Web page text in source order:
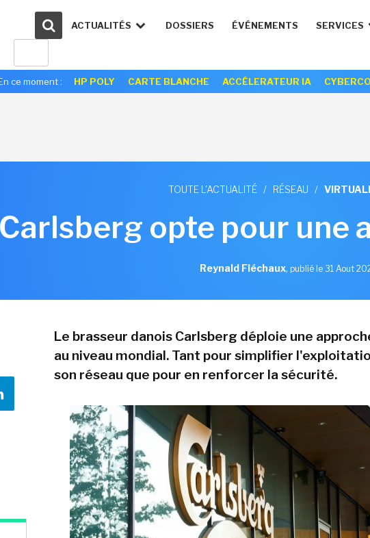
ACTUALITÉS DOSSIERS ÉVÉNEMENTS SERVICES
ce moment : HP POLY CARTE BLANCHE ACCÉLERATEUR IA
TOUTE L'ACTUALITÉ / RÉSEAU /
Carlsberg opte pour une
Reynald Fléchaux, publié le 31 Aout
Le brasseur danois Carlsberg déploie une
au niveau mondial. Tant pour simplifier
son réseau que pour en renforcer la sécurité.